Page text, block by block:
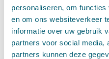
personaliseren, om
en om ons websiteverkeer
informatie over uw gebruik
partners voor social media,
partners kunnen deze
Privacy -AVG (5)
Proces- en beslagrecht
Strafrecht(12)
Verbintenissenrecht(323)
Vermogensrecht